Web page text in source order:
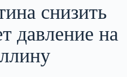
снизить
давление на